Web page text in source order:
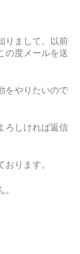
りまして、以前
の度メールを送
をやりたいので
ろしければ返信
ります。